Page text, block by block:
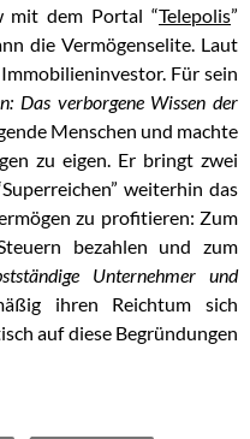
mit dem Portal “Telepolis”
die Vermögenselite. Laut
Für sein
Das verborgene Wissen der
Menschen und machte
zu eigen. Er bringt zwei
weiterhin das
zu profitieren: Zum
bezahlen und zum
Unternehmer und
ihren Reichtum sich
auf diese Begründungen
Steuern, erzwingen